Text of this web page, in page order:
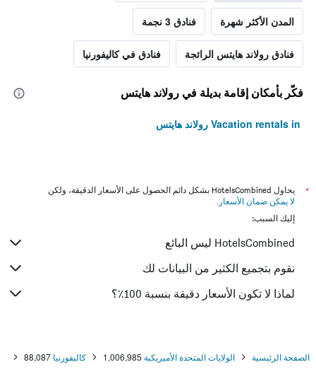
المدن الأكثر شهرة فنادق 3 نجمة
فنادق رولاند هايتس الرائجة فنادق في كاليفورنيا
فكّر بأمكان إقامة بديلة في رولاند هايتس
Vacation rentals in رولاند هايتس
*
يحاول HotelsCombined بشكل دائم الحصول على الأسعار الدقيقة، ولكن
لا يمكن ضمان الأسعار .
إليك السبب:
HotelsCombined ليس البائع
نقوم بتجميع الكثير من البيانات لك
لماذا لا تكون الأسعار دقيقة بنسبة 100٪؟
الصفحة الرئيسية الولايات المتحدة الأميريكية 1,006,985 كاليفورنيا 88,087